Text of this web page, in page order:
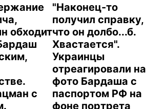
обходит
с
"Наконец-то
получил справку,
что он долбо...б.
Хвастается".
Украинцы
отреагировали на
фото Бардаша с
паспортом РФ на
фоне портрета